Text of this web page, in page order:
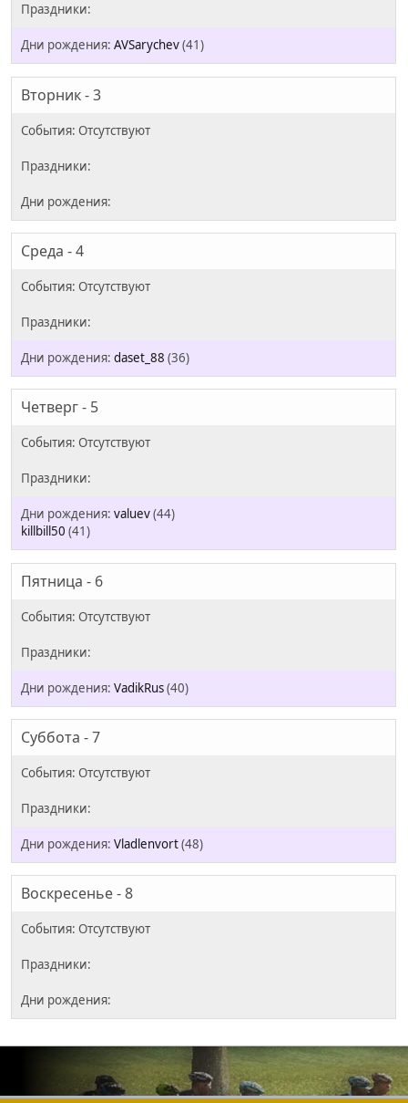
AVSarychev(41)
Вторник - 3
Среда - 4
daset_88 (36)
Четверг - 5
valuev(44)
killbill50 (41)
Пятница - 6
VadikRus(40)
Суббота - 7
Vladlenvort(48)
Воскресенье - 8